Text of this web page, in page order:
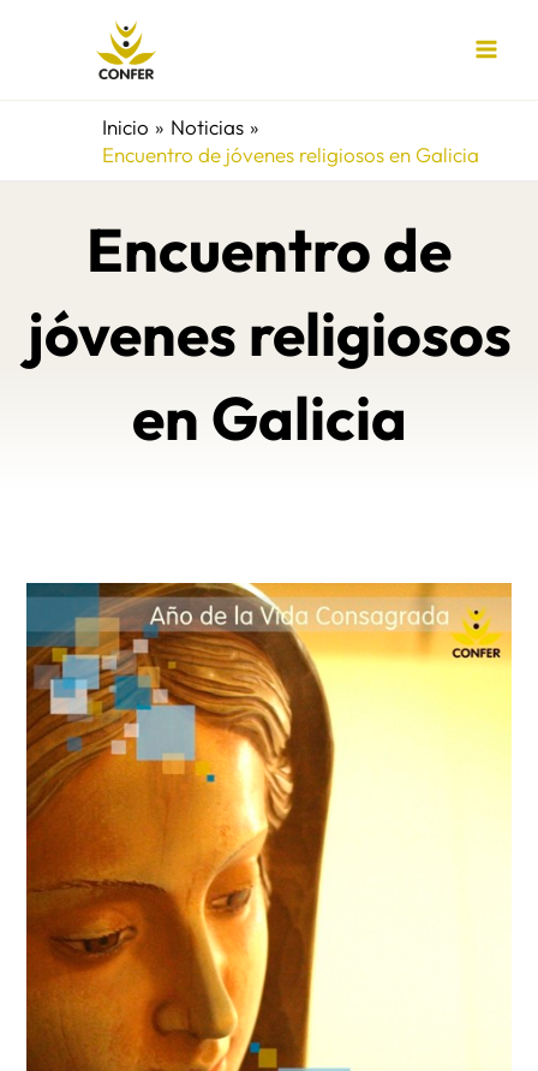
Inicio
Noticias
Encuentro de jóvenes religiosos en Galicia
Encuentro de
jóvenes religiosos
en Galicia